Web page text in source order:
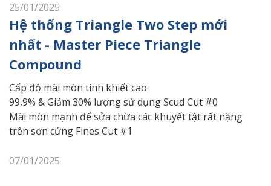
25/01/2025
Hệ thống Triangle Two Step mới
nhất - Master Piece Triangle
Compound
Cấp độ mài mòn tinh khiết cao
99,9% & Giảm 30% lượng sử dụng Scud Cut #0
Mài mòn mạnh để sửa chữa các khuyết tật rất nặng
trên sơn cứng Fines Cut #1
07/01/2025